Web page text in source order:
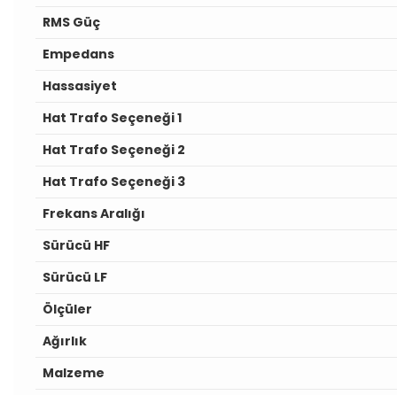
RMS Güç
Empedans
Hassasiyet
Hat Trafo Seçeneği 1
Hat Trafo Seçeneği 2
Hat Trafo Seçeneği 3
Frekans Aralığı
Sürücü HF
Sürücü LF
Ölçüler
Ağırlık
Malzeme